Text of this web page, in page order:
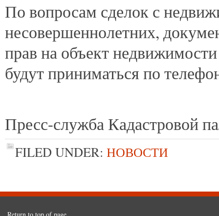
По вопросам сделок с
несовершеннолетних,
прав на объект недвижимости
будут приниматься по
Пресс-служба Кадастровой
FILED UNDER: НОВОСТИ